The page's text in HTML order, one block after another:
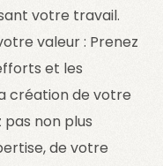
votre travail.
valeur : Prenez
et les
création de votre
non plus
de votre